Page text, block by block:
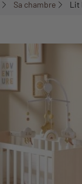
Sa chambre Lit